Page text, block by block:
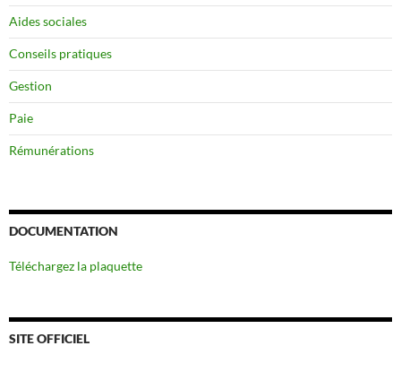
Aides sociales
Conseils pratiques
Gestion
Paie
Rémunérations
DOCUMENTATION
Téléchargez la plaquette
SITE OFFICIEL